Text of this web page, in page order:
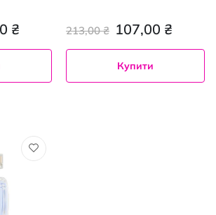
₴ 107,00 ₴
213,00 ₴
Купити